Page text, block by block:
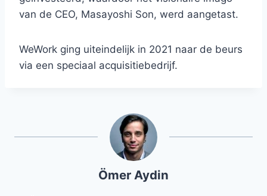
van de CEO, Masayoshi Son, werd aangetast.
WeWork ging uiteindelijk in 2021 naar de beurs
via een speciaal acquisitiebedrijf.
Ömer Aydin